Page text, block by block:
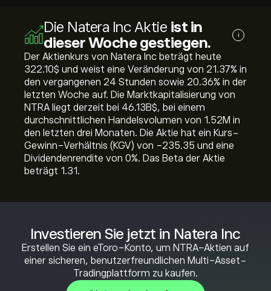
Investieren Sie jetzt in Natera Inc
Erstellen Sie ein eToro-Konto, um NTRA-Aktien auf
einer sicheren, benutzerfreundlichen Multi-Asset-
Tradingplattform zu kaufen.
Die Natera Inc Aktie ist in
dieser Woche gestiegen.
i
Der Aktienkurs von Natera Inc beträgt heute
322.10‎$‎ und weist eine Veränderung von ‎21.37‎% in
den vergangenen 24 Stunden sowie ‎20.36‎% in der
letzten Woche auf. Die Marktkapitalisierung von
NTRA liegt derzeit bei 46.13B‎$‎, bei einem
durchschnittlichen Handelsvolumen von 1.52M in
den letzten drei Monaten. Die Aktie hat ein Kurs-
Gewinn-Verhältnis (KGV) von -235.35 und eine
Dividendenrendite von 0%. Das Beta der Aktie
beträgt 1.31.